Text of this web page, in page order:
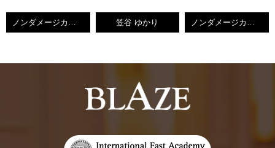
ノンダメージカラーとサロンソリューション（トリートメント）・BLAZEゆかり【小倉南区守恒美容室】 笠谷 ゆかり ノンダメージカラー・BLAZEゆかり【小倉南区守恒美容室】